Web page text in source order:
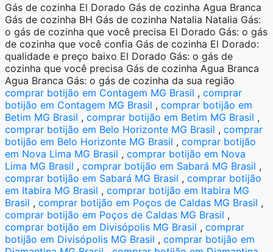
Gás de cozinha El Dorado Gás de cozinha Agua Branca
Gás de cozinha BH Gás de cozinha Natalia Natalia Gás:
o gás de cozinha que você precisa El Dorado Gás: o gás
de cozinha que você confia Gás de cozinha El Dorado:
qualidade e preço baixo El Dorado Gás: o gás de
cozinha que você precisa Gás de cozinha Agua Branca
Agua Branca Gás: o gás de cozinha da sua região
comprar botijão em Contagem MG Brasil ,comprar
botijão em Contagem MG Brasil ,comprar botijão em
Betim MG Brasil ,comprar botijão em Betim MG Brasil ,
comprar botijão em Belo Horizonte MG Brasil ,comprar
botijão em Belo Horizonte MG Brasil ,comprar botijão
em Nova Lima MG Brasil ,comprar botijão em Nova
Lima MG Brasil ,comprar botijão em Sabará MG Brasil ,
comprar botijão em Sabará MG Brasil ,comprar botijão
em Itabira MG Brasil ,comprar botijão em Itabira MG
Brasil ,comprar botijão em Poços de Caldas MG Brasil ,
comprar botijão em Poços de Caldas MG Brasil ,
comprar botijão em Divisópolis MG Brasil ,comprar
botijão em Divisópolis MG Brasil ,comprar botijão em